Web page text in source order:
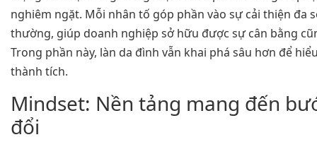
nghiêm ngặt. Mỗi nhân tố góp phần vào sự cải thiện đa
thường, giúp doanh nghiệp sở hữu được sự cân bằng
Trong phần này, làn da đình vẫn khai phá sâu hơn để
thành tích.
Mindset: Nền tảng mang đến
đổi